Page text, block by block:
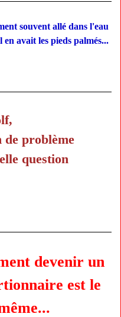
souvent allé dans l'eau
les pieds palmés...
de problème
question
devenir un
est le